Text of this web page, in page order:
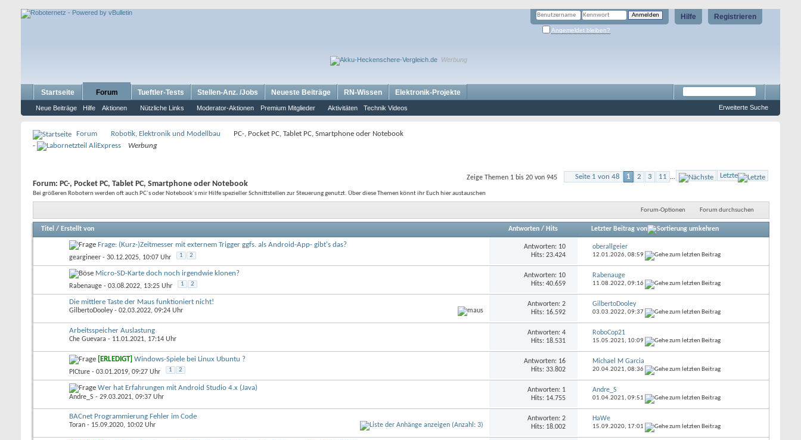
Registrieren
Hilfe
Angemeldet bleiben?
Werbung
Startseite Forum
Neue Beiträge Hilfe Aktionen Nützliche Links Moderator-Aktionen Premium Mitglieder Aktivitäten Technik Videos
Tueftler-Tests Stellen-Anz. /Jobs Neueste Beiträge RN-Wissen Elektronik-Projekte
Erweiterte Suche
Forum Robotik, Elektronik und Modellbau
PC-, Pocket PC, Tablet PC, Smartphone oder Notebook
-
Werbung
Seite 1 von 48 1 2 3 11 ... Letzte
Zeige Themen 1 bis 20 von 945
Forum: PC-, Pocket PC, Tablet PC, Smartphone oder Notebook
Bei größeren Robotern werden oft auch PC´s oder Notebook´s mir Hilfe spezieller Schnittstellen zur Steuerung genutzt. Über diese Themen könnt ihr Euch hier austauschen
Forum-Optionen Forum durchsuchen
Titel / Erstellt von Antworten/ Hits Letzter Beitrag von
Frage: (Kurz-)Zeitmesser mit externem Trigger ggfs. als Android-App- gibt's das?
geargineer - 30.12.2025, 10:07 Uhr 1 2
Antworten: 10
Hits: 23.424
oberallgeier
12.01.2026, 08:59
Micro-SD-Karte doch noch irgendwie klonen?
Rabenauge - 03.08.2022, 13:25 Uhr 1 2
Antworten: 10
Hits: 40.659
Rabenauge
11.08.2022, 09:16
Die mittlere Taste der Maus funktioniert nicht!
GilbertoDooley- 02.03.2022, 09:24 Uhr
Antworten: 2
Hits: 16.592
GilbertoDooley
03.03.2022, 09:37
Arbeitsspeicher Auslastung
Che Guevara - 11.01.2021, 17:14 Uhr
Antworten: 4
Hits: 18.531
RoboCop21
15.05.2021, 10:09
[ERLEDIGT] Windows-Spiele bei Linux Ubuntu ?
PICture - 03.01.2019, 09:27 Uhr 1 2
Antworten: 16
Hits: 33.802
Michael M Garcia
20.04.2021, 08:36
Wer hat Erfahrungen mit Android Studio 4.x (Java)
Andre_S - 29.03.2021, 09:37 Uhr
Antworten: 1
Hits: 14.755
Andre_S
01.04.2021, 09:51
BACnet Programmierung Fehler im Code
Toran - 15.09.2020, 10:02 Uhr
Antworten: 2
Hits: 18.002
HaWe
15.09.2020, 17:01